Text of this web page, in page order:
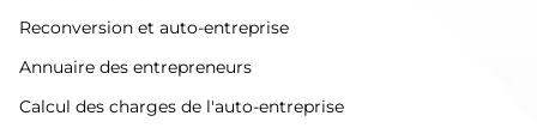
Reconversion et auto-entreprise
Annuaire des entrepreneurs
Calcul des charges de l'auto-entreprise